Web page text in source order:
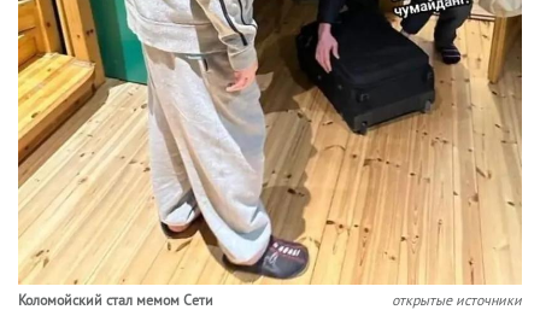
Коломойский стал мемом Сети открытые источники